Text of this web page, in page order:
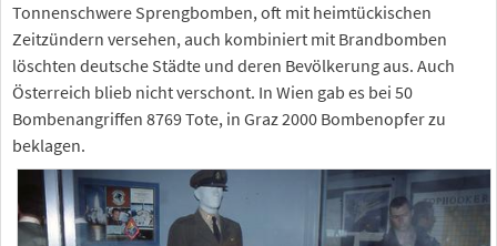
Tonnenschwere Sprengbomben, oft mit heimtückischen
Zeitzündern versehen, auch kombiniert mit Brandbomben
löschten deutsche Städte und deren Bevölkerung aus. Auch
Österreich blieb nicht verschont. In Wien gab es bei 50
Bombenangriffen 8769 Tote, in Graz 2000 Bombenopfer zu
beklagen.